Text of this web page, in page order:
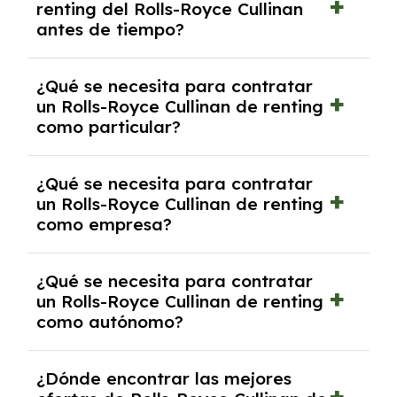
salvo en casos que lo exija el proveedor
debido al resultado del estudio de viabilidad
económica.
renting del Rolls-Royce Cullinan
antes de tiempo?
pero puede haber penalizaciones por
cancelación anticipada. Es importante revisar
las condiciones del contrato y hablar con un
experto que te asesore.
¿Qué se necesita para contratar
un Rolls-Royce Cullinan de renting
como particular?
y, en algunos casos, una consulta de solvencia
crediticia y un pago inicial.
¿Qué se necesita para contratar
un Rolls-Royce Cullinan de renting
como empresa?
documentación financiera y, en algunos
casos, un informe de solvencia de la empresa
y un pago inicial.
¿Qué se necesita para contratar
un Rolls-Royce Cullinan de renting
como autónomo?
autónomos, justificante de ingresos y, en
¿Dónde encontrar las mejores